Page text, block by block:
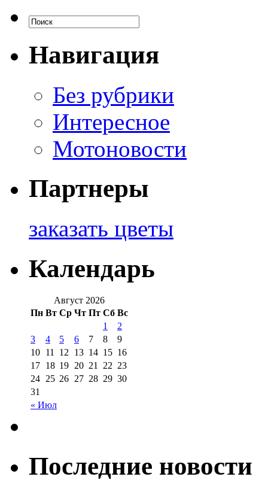
Навигация
Без рубрики
Интересное
Мотоновости
Партнеры
заказать цветы
Календарь
Август 2026
Пн Вт Ср Чт Пт Сб Вс
« Июл
1
2
3
4 5 6 7 8
9
10 11 12 13 14 15 16
17 18 19 20 21 22 23
24 25 26 27 28 29 30
31
Последние новости